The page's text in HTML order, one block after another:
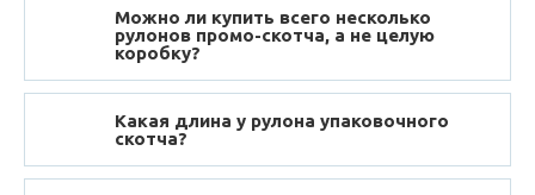
Можно ли купить всего несколько
рулонов промо-скотча, а не целую
коробку?
Какая длина у рулона упаковочного
скотча?